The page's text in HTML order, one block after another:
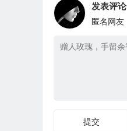
发表评论
匿名网友
提交